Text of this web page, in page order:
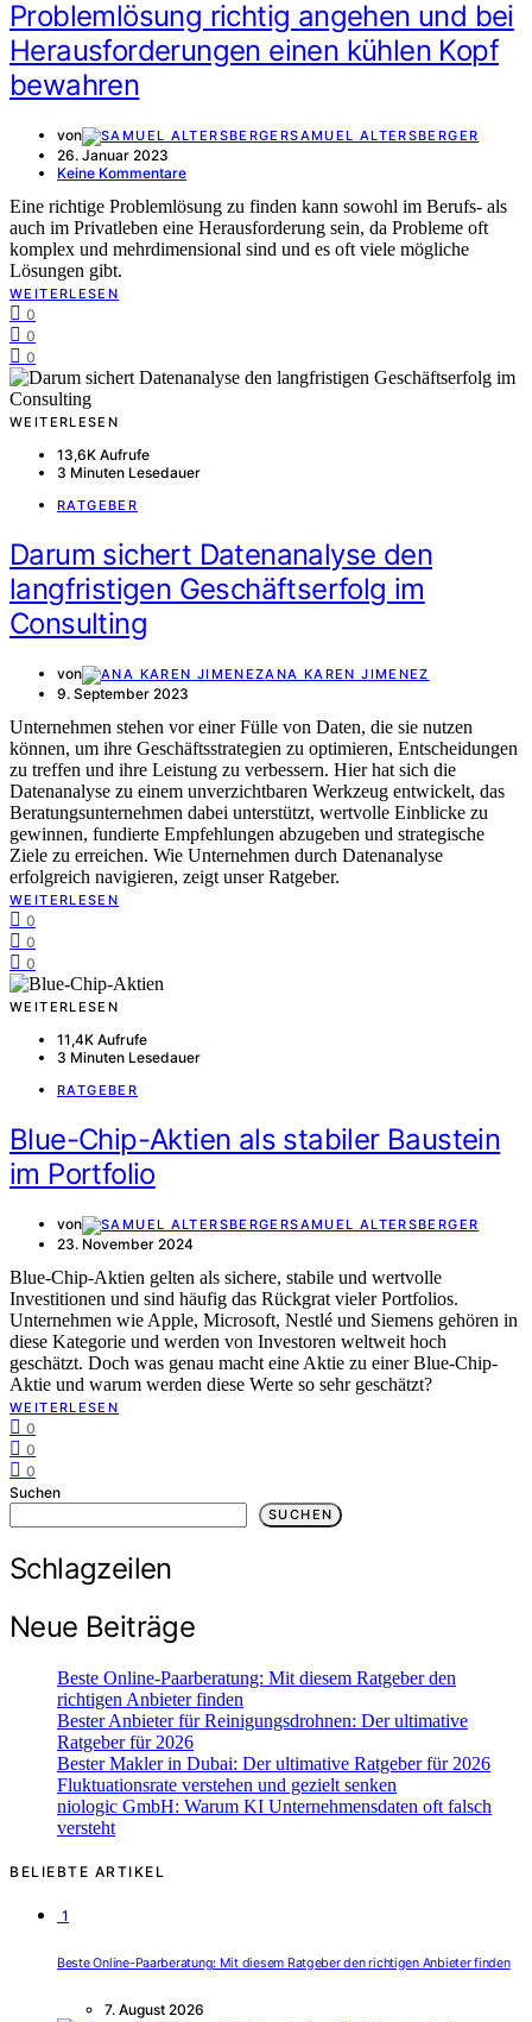
Problemlösung richtig angehen und bei
Herausforderungen einen kühlen Kopf
bewahren
von SAMUEL ALTERSBERGER
26. Januar 2023
Keine Kommentare
Eine richtige Problemlösung zu finden kann sowohl im Berufs- als
auch im Privatleben eine Herausforderung sein, da Probleme oft
komplex und mehrdimensional sind und es oft viele mögliche
Lösungen gibt.
WEITERLESEN
0
0
0
WEITERLESEN
13,6K Aufrufe
3 Minuten Lesedauer
RATGEBER
Darum sichert Datenanalyse den
langfristigen Geschäftserfolg im
Consulting
von ANA KAREN JIMENEZ
9. September 2023
Unternehmen stehen vor einer Fülle von Daten, die sie nutzen
können, um ihre Geschäftsstrategien zu optimieren, Entscheidungen
zu treffen und ihre Leistung zu verbessern. Hier hat sich die
Datenanalyse zu einem unverzichtbaren Werkzeug entwickelt, das
Beratungsunternehmen dabei unterstützt, wertvolle Einblicke zu
gewinnen, fundierte Empfehlungen abzugeben und strategische
Ziele zu erreichen. Wie Unternehmen durch Datenanalyse
erfolgreich navigieren, zeigt unser Ratgeber.
WEITERLESEN
0
0
0
WEITERLESEN
11,4K Aufrufe
3 Minuten Lesedauer
RATGEBER
Blue-Chip-Aktien als stabiler Baustein
im Portfolio
von SAMUEL ALTERSBERGER
23. November 2024
Blue-Chip-Aktien gelten als sichere, stabile und wertvolle
Investitionen und sind häufig das Rückgrat vieler Portfolios.
Unternehmen wie Apple, Microsoft, Nestlé und Siemens gehören in
diese Kategorie und werden von Investoren weltweit hoch
geschätzt. Doch was genau macht eine Aktie zu einer Blue-Chip-
Aktie und warum werden diese Werte so sehr geschätzt?
WEITERLESEN
0
0
0
Suchen
SUCHEN
Schlagzeilen
Neue Beiträge
Beste Online-Paarberatung: Mit diesem Ratgeber den
richtigen Anbieter finden
Bester Anbieter für Reinigungsdrohnen: Der ultimative
Ratgeber für 2026
Bester Makler in Dubai: Der ultimative Ratgeber für 2026
Fluktuationsrate verstehen und gezielt senken
niologic GmbH: Warum KI Unternehmensdaten oft falsch
versteht
BELIEBTE ARTIKEL
1
Beste Online-Paarberatung: Mit diesem Ratgeber den richtigen Anbieter finden
7. August 2026